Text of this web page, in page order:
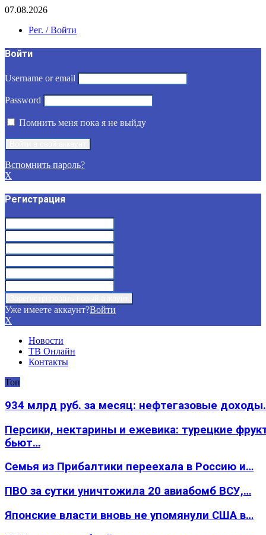
07.08.2026
Рег. / Войти
Войти
Username or email
Password
Помнить меня пока я не выйду
Вспомнить пароль?
X
Регистрация
Уже имеете аккаунт?Войти
X
Новости
ТВ Онлайн
Контакты
Топ
934 млрд руб. за месяц: нефтегазовые
Персики, нектарины и ежевика: турецкие
бьют…
Семья из Прибалтики переехала в Россию и…
ПВО за сутки уничтожила 20 авиабомб ВСУ,…
Японские власти вновь не упомянули США в…